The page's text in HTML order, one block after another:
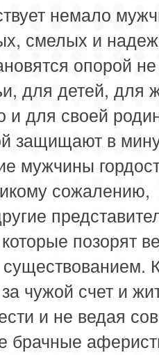
немало
смелых и
опорой не
для детей, для
и для своей
защищают в
мужчины
сожалению,
позорят
чужой счет и
и не ведая
брачные